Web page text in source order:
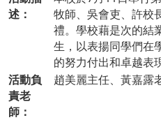
述：
牧師、吳會吏、許校
禮。學校藉是次的結
生，以表揚同學們在
的努力付出和卓越表現
活動負
責老
師：
趙美麗主任、黃嘉露